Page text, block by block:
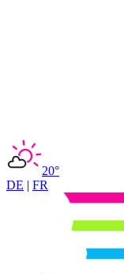
20°
DE | FR